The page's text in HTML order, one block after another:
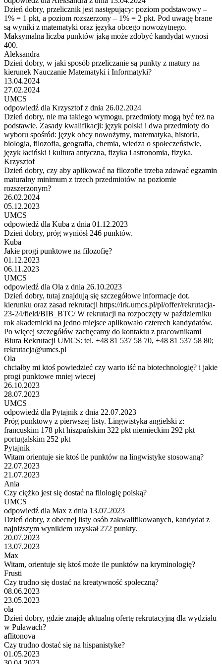
Dzień dobry, przelicznik jest następujący: poziom podstawowy –
1% = 1 pkt, a poziom rozszerzony – 1% = 2 pkt. Pod uwagę brane
są wyniki z matematyki oraz języka obcego nowożytnego.
Maksymalna liczba punktów jaką może zdobyć kandydat wynosi
400.
Aleksandra
Dzień dobry, w jaki sposób przeliczanie są punkty z matury na
kierunek Nauczanie Matematyki i Informatyki?
13.04.2024
27.02.2024
UMCS
odpowiedź dla Krzysztof z dnia 26.02.2024
Dzień dobry, nie ma takiego wymogu, przedmioty mogą być też na
podstawie. Zasady kwalifikacji: język polski i dwa przedmioty do
wyboru spośród: język obcy nowożytny, matematyka, historia,
biologia, filozofia, geografia, chemia, wiedza o społeczeństwie,
język łaciński i kultura antyczna, fizyka i astronomia, fizyka.
Krzysztof
Dzień dobry, czy aby aplikować na filozofie trzeba zdawać egzamin
maturalny minimum z trzech przedmiotów na poziomie
rozszerzonym?
26.02.2024
05.12.2023
UMCS
odpowiedź dla Kuba z dnia 01.12.2023
Dzień dobry, próg wyniósł 246 punktów.
Kuba
Jakie progi punktowe na filozofię?
01.12.2023
06.11.2023
UMCS
odpowiedź dla Ola z dnia 26.10.2023
Dzień dobry, tutaj znajdują się szczegółowe informacje dot.
kierunku oraz zasad rekrutacji https://irk.umcs.pl/pl/offer/rekrutacja-
23-24/field/BIB_BTC/ W rekrutacji na rozpoczęty w październiku
rok akademicki na jedno miejsce aplikowało czterech kandydatów.
Po więcej szczegółów zachęcamy do kontaktu z pracownikami
Biura Rekrutacji UMCS: tel. +48 81 537 58 70, +48 81 537 58 80;
rekrutacja@umcs.pl
Ola
chciałby mi ktoś powiedzieć czy warto iść na biotechnologię? i jakie
progi punktowe mniej wiecej
26.10.2023
28.07.2023
UMCS
odpowiedź dla Pytajnik z dnia 22.07.2023
Próg punktowy z pierwszej listy. Lingwistyka angielski z:
francuskim 178 pkt hiszpańskim 322 pkt niemieckim 292 pkt
portugalskim 252 pkt
Pytajnik
Witam orientuje sie ktoś ile punktów na lingwistyke stosowaną?
22.07.2023
21.07.2023
Ania
Czy ciężko jest się dostać na filologię polską?
UMCS
odpowiedź dla Max z dnia 13.07.2023
Dzień dobry, z obecnej listy osób zakwalifikowanych, kandydat z
najniższym wynikiem uzyskał 272 punkty.
20.07.2023
13.07.2023
Max
Witam, orientuje się ktoś może ile punktów na kryminologię?
Frusti
Czy trudno się dostać na kreatywność społeczną?
08.06.2023
23.05.2023
ola
Dzień dobry, gdzie znajdę aktualną ofertę rekrutacyjną dla wydziału
w Puławach?
aflitonova
Czy trudno dostać się na hispanistyke?
01.05.2023